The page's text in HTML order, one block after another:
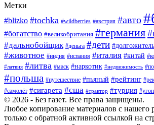
Метки
#blizko #tochka #wildberries #австрия #авто
#богатство #великобритания #германия
#дальнобойщик #деньга #дети #долгожитель
#животное #индия #испания #италия #китай
#латвия #литва #маск #наркотик #недвижимость
#польша #путешествие #пьяный #рейтинг
#самолёт #сигарета #сша #трактор #турция #угон
© 2026 - Без газет. Все права защищены.
Любое копирование материалов с нашего
только с обратной активной ссылкой на